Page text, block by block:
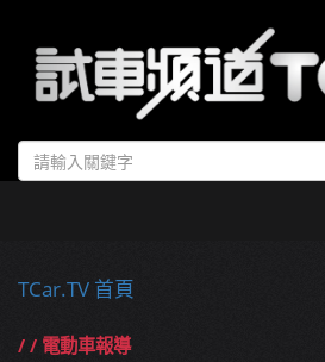
TCar.TV 首頁
/ / 電動車報導